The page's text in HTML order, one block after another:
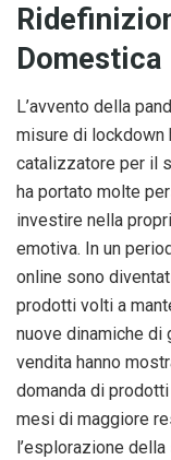
Domestica
L’avvento della
misure di lockdown
catalizzatore per il
ha portato molte
investire nella
emotiva. In un
online sono
prodotti volti a
nuove dinamiche
vendita hanno
domanda di
mesi di maggiore
l’esplorazione